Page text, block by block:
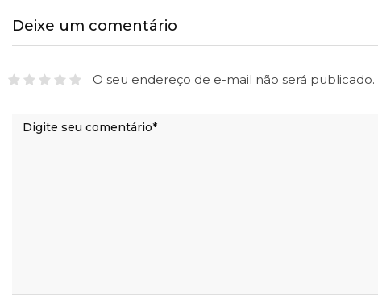
Deixe um comentário
O seu endereço de e-mail não será publicado.